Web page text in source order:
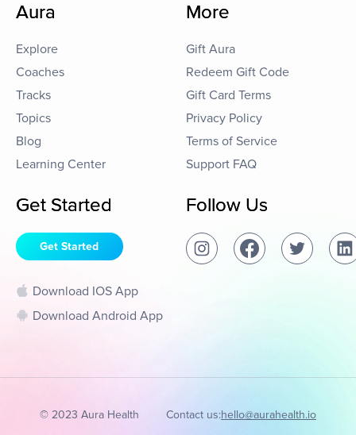
Aura
Explore
Coaches
Tracks
Topics
Blog
Learning Center
More
Gift Aura
Redeem Gift Code
Gift Card Terms
Privacy Policy
Terms of Service
Support FAQ
Get Started
Get Started
Download IOS App
Download Android App
Follow Us
© 2023 Aura Health Contact us:hello@aurahealth.io